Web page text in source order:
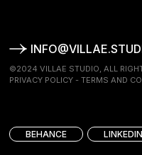
©2024 VILLAE STUDIO, ALL
PRIVACY POLICY -TERMS AND
BEHANCE LINKEDIN